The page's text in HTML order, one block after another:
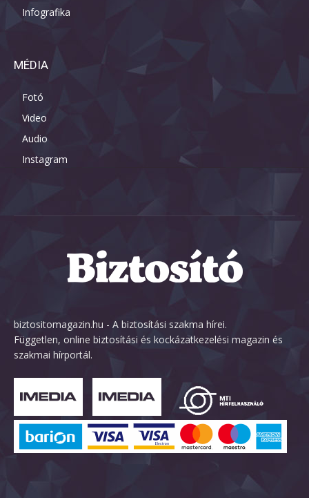
Infografika
MÉDIA
Fotó
Video
Audio
Instagram
biztositomagazin.hu - A biztosítási szakma hírei.
Független, online biztosítási és kockázatkezelési magazin és
szakmai hírportál.